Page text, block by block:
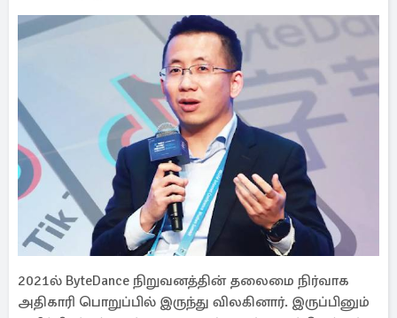
2021ல் ByteDance நிறுவனத்தின் தலைமை நிர்வாக
அதிகாரி பொறுப்பில் இருந்து விலகினார். இருப்பினும்